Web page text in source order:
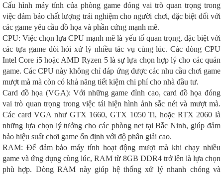
Cấu hình máy tính của phòng game đóng vai trò quan trọng trong
việc đảm bảo chất lượng trải nghiệm cho người chơi, đặc biệt đối với
các game yêu cầu đồ họa và phần cứng mạnh mẽ.
CPU: Việc chọn lựa CPU mạnh mẽ là yếu tố quan trọng, đặc biệt với
các tựa game đòi hỏi xử lý nhiều tác vụ cùng lúc. Các dòng CPU
Intel Core i5 hoặc AMD Ryzen 5 là sự lựa chọn hợp lý cho các quán
game. Các CPU này không chỉ đáp ứng được các nhu cầu chơi game
mượt mà mà còn có khả năng tiết kiệm chi phí cho nhà đầu tư.
Card đồ họa (VGA): Với những game đỉnh cao, card đồ họa đóng
vai trò quan trọng trong việc tái hiện hình ảnh sắc nét và mượt mà.
Các card VGA như GTX 1660, GTX 1050 Ti, hoặc RTX 2060 là
những lựa chọn lý tưởng cho các phòng net tại Bắc Ninh, giúp đảm
bảo hiệu suất chơi game ổn định với độ phân giải cao.
RAM: Để đảm bảo máy tính hoạt động mượt mà khi chạy nhiều
game và ứng dụng cùng lúc, RAM từ 8GB DDR4 trở lên là lựa chọn
phù hợp. Dòng RAM này giúp hệ thống xử lý nhanh chóng và